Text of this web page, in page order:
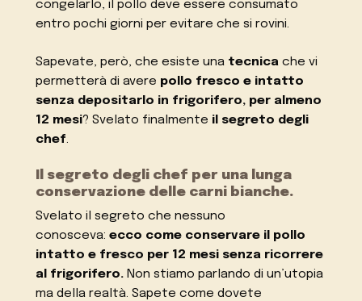
congelarlo, il pollo deve essere consumato
entro pochi giorni per evitare che si rovini.
Sapevate, però, che esiste una tecnica che vi
permetterà di avere pollo fresco e intatto
senza depositarlo in frigorifero, per almeno
12 mesi? Svelato finalmente il segreto degli
chef.
Il segreto degli chef per una lunga
conservazione delle carni bianche.
Svelato il segreto che nessuno
conosceva: ecco come conservare il pollo
intatto e fresco per 12 mesi senza ricorrere
al frigorifero. Non stiamo parlando di un’utopia
ma della realtà. Sapete come dovete